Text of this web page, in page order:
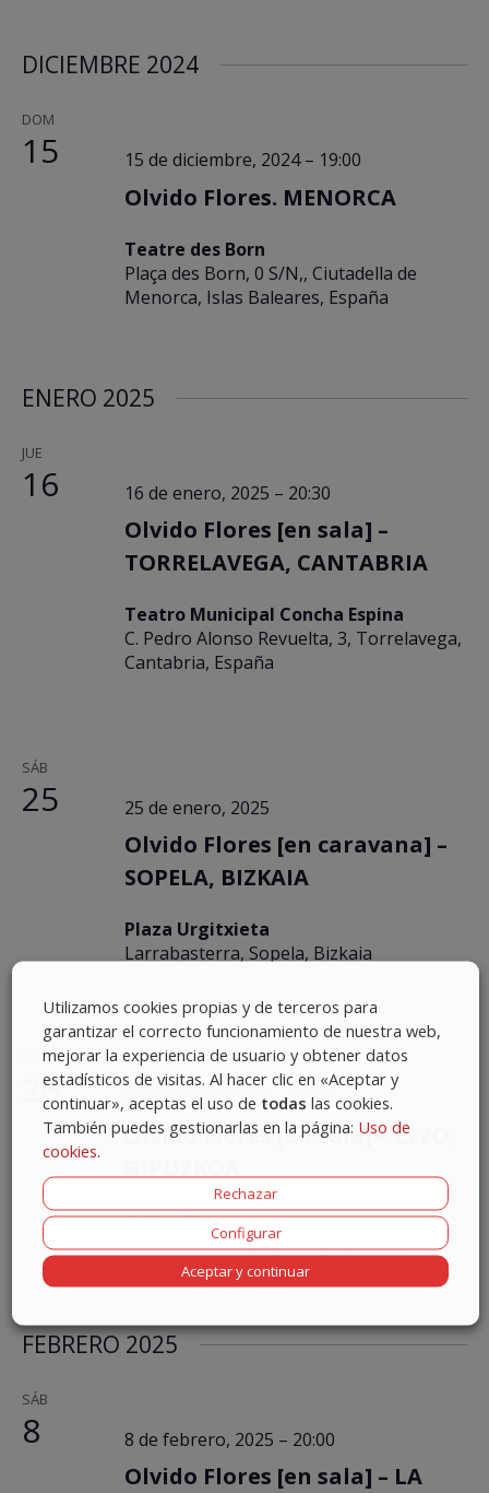
DICIEMBRE 2024
DOM
15 15 de diciembre, 2024 – 19:00
Olvido Flores. MENORCA
Teatre des Born
Plaça des Born, 0 S/N,, Ciutadella de
Menorca, Islas Baleares, España
ENERO 2025
JUE
16 16 de enero, 2025 – 20:30
Olvido Flores [en sala] –
TORRELAVEGA, CANTABRIA
Teatro Municipal Concha Espina
C. Pedro Alonso Revuelta, 3, Torrelavega,
Cantabria, España
SÁB
25 25 de enero, 2025
Olvido Flores [en caravana] –
SOPELA, BIZKAIA
Plaza Urgitxieta
Larrabasterra, Sopela, Bizkaia
DOM
26 26 de enero, 2025 – 19:30
Olvido Flores [en sala] – LEZO,
Kultur Etxea
Donibane Kalea, 2, Lezo, Gipuzkoa
FEBRERO 2025
SÁB
8 8 de febrero, 2025 – 20:00
Olvido Flores [en sala] – LA
Utilizamos cookies propias y de terceros para
garantizar el correcto funcionamiento de nuestra web,
mejorar la experiencia de usuario y obtener datos
estadísticos de visitas. Al hacer clic en «Aceptar y
continuar», aceptas el uso de todas las cookies.
También puedes gestionarlas en la página: Uso de
cookies.
Rechazar
Configurar
Aceptar y continuar